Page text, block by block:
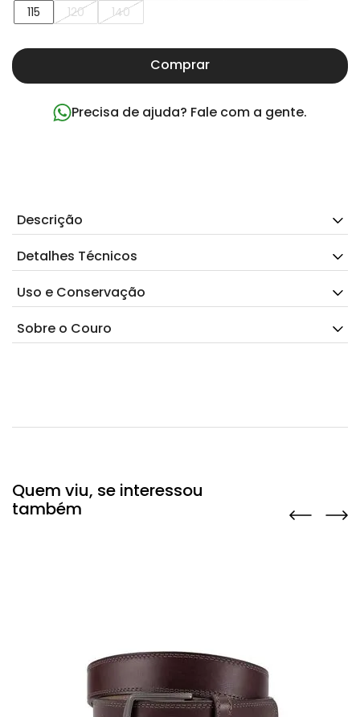
115
120 140
Comprar
Precisa de ajuda? Fale com a gente.
Descrição
Detalhes Técnicos
Uso e Conservação
Sobre o Couro
Quem viu, se interessou
também